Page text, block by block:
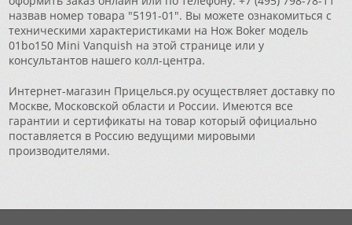
назвав номер товара "5191-01". Вы можете ознакомиться с
техническими характеристиками на Нож Boker модель
01bo150 Mini Vanquish на этой странице или у
консультантов нашего колл-центра.
Интернет-магазин Прицелься.ру осуществляет доставку по
Москве, Московской области и России. Имеются все
гарантии и сертификаты на товар который официально
поставляется в Россию ведущими мировыми
производителями.